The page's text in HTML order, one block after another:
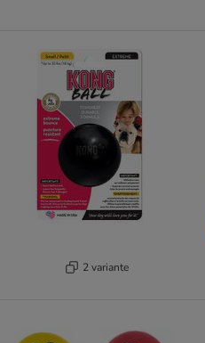
2 variante